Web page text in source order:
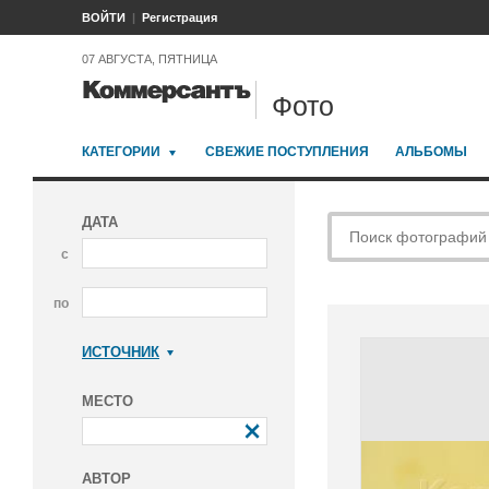
ВОЙТИ Регистрация
07 АВГУСТА, ПЯТНИЦА
Фото
КАТЕГОРИИ СВЕЖИЕ ПОСТУПЛЕНИЯ АЛЬБОМЫ
ДАТА
с
по
ИСТОЧНИК
МЕСТО
АВТОР